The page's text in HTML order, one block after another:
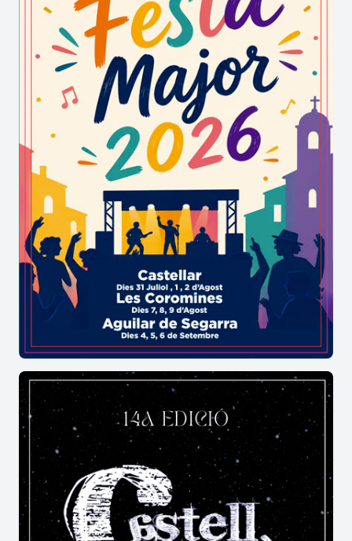
originalment a inicis del segle XIX, aporta una
màgia singular a l'esperit de la festa, convertint-
se en el millor testimoni patrimonial que visitants
i vilatans admiren sota la llum d'agost.
Escenaris de germanor: la màgia de la
Festa Major de Torregassa
Aquesta decidida aposta per la divulgació de
l'essència rural funciona com un motor vital per
enfortir els vincles comunitaris i atraure un
turisme de proximitat que busca tradicions
autèntiques. Els dies de gresca deTorregassa de
Sant Jaume dels Domenysno només ofereixen
diversió nocturna, sinó una acollidora
oportunitat per reunir de forma oberta grans,
joves i petits.
A quins espais es fan les activitats dels
concerts i les trobades de la Festa
Major de Torregassa?
L'emblemàtic local de la Societat Cultural i
Recreativa, juntament amb la pista i els plàcids
carrers del nucli, es transformen en els escenaris
principals de la mostra, oferint l'ambient perfecte
per gaudir de la música de ball. El batec social de